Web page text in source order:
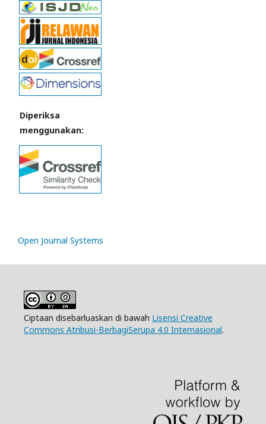
Diperiksa
menggunakan:
Open Journal Systems
Ciptaan disebarluaskan di bawah Lisensi Creative
Commons Atribusi-BerbagiSerupa 4.0 Internasional.